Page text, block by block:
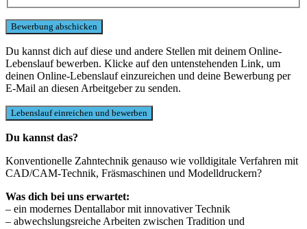
Du kannst dich auf diese und andere Stellen mit deinem Online-
Lebenslauf bewerben. Klicke auf den untenstehenden Link, um
deinen Online-Lebenslauf einzureichen und deine Bewerbung per
E-Mail an diesen Arbeitgeber zu senden.
Du kannst das?
Konventionelle Zahntechnik genauso wie volldigitale Verfahren mit
CAD/CAM-Technik, Fräsmaschinen und Modelldruckern?
Was dich bei uns erwartet:
– ein modernes Dentallabor mit innovativer Technik
– abwechslungsreiche Arbeiten zwischen Tradition und